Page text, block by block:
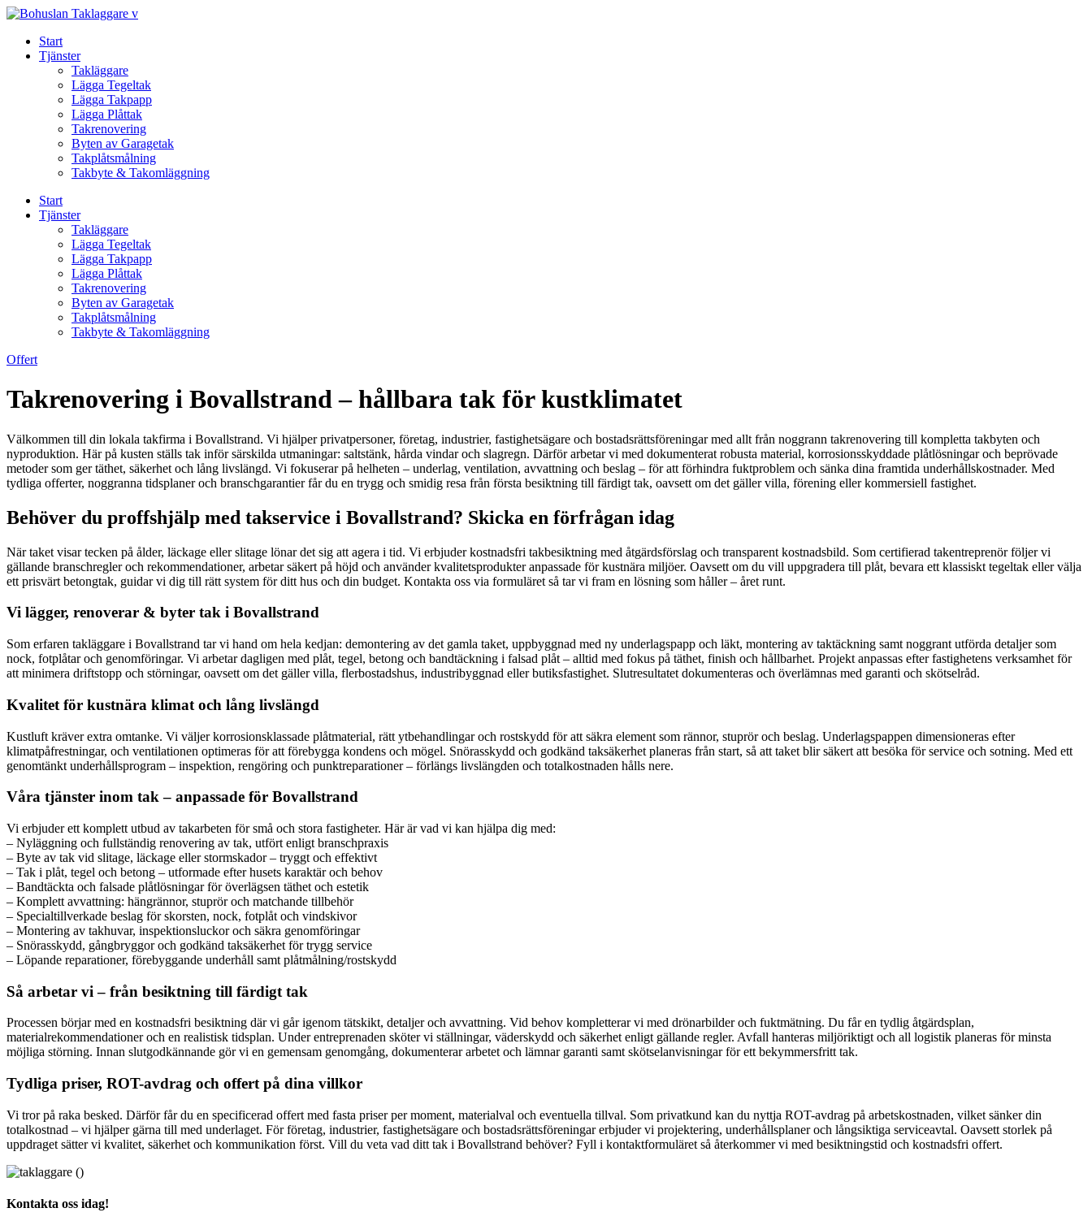
Skip
contentStart
Tjänster
Takläggare
Lägga Tegeltak
Lägga Takpapp
Lägga Plåttak
Takrenovering
Byten av Garagetak
Takplåtsmålning
Takbyte & Takomläggning
Start
Tjänster
Takläggare
Lägga Tegeltak
Lägga Takpapp
Lägga Plåttak
Takrenovering
Byten av Garagetak
Takplåtsmålning
Takbyte & Takomläggning
Offert
Takrenovering i Bovallstrand – hållbara tak för kustklimatet
Välkommen till din lokala takfirma i Bovallstrand. Vi hjälper privatpersoner, företag, industrier, fastighetsägare och bostadsrättsföreningar med allt från noggrann takrenovering till kompletta takbyten och
nyproduktion. Här på kusten ställs tak inför särskilda utmaningar: saltstänk, hårda vindar och slagregn. Därför arbetar vi med dokumenterat robusta material, korrosionsskyddade plåtlösningar och beprövade
metoder som ger täthet, säkerhet och lång livslängd. Vi fokuserar på helheten – underlag, ventilation, avvattning och beslag – för att förhindra fuktproblem och sänka dina framtida underhållskostnader. Med
tydliga offerter, noggranna tidsplaner och branschgarantier får du en trygg och smidig resa från första besiktning till färdigt tak, oavsett om det gäller villa, förening eller kommersiell fastighet.
Behöver du proffshjälp med takservice i Bovallstrand? Skicka en förfrågan idag
När taket visar tecken på ålder, läckage eller slitage lönar det sig att agera i tid. Vi erbjuder kostnadsfri takbesiktning med åtgärdsförslag och transparent kostnadsbild. Som certifierad takentreprenör följer vi
gällande branschregler och rekommendationer, arbetar säkert på höjd och använder kvalitetsprodukter anpassade för kustnära miljöer. Oavsett om du vill uppgradera till plåt, bevara ett klassiskt tegeltak eller välja
ett prisvärt betongtak, guidar vi dig till rätt system för ditt hus och din budget. Kontakta oss via formuläret så tar vi fram en lösning som håller – året runt.
Vi lägger, renoverar & byter tak i Bovallstrand
Som erfaren takläggare i Bovallstrand tar vi hand om hela kedjan: demontering av det gamla taket, uppbyggnad med ny underlagspapp och läkt, montering av taktäckning samt noggrant utförda detaljer som
nock, fotplåtar och genomföringar. Vi arbetar dagligen med plåt, tegel, betong och bandtäckning i falsad plåt – alltid med fokus på täthet, finish och hållbarhet. Projekt anpassas efter fastighetens verksamhet för
att minimera driftstopp och störningar, oavsett om det gäller villa, flerbostadshus, industribyggnad eller butiksfastighet. Slutresultatet dokumenteras och överlämnas med garanti och skötselråd.
Kvalitet för kustnära klimat och lång livslängd
Kustluft kräver extra omtanke. Vi väljer korrosionsklassade plåtmaterial, rätt ytbehandlingar och rostskydd för att säkra element som rännor, stuprör och beslag. Underlagspappen dimensioneras efter
klimatpåfrestningar, och ventilationen optimeras för att förebygga kondens och mögel. Snörasskydd och godkänd taksäkerhet planeras från start, så att taket blir säkert att besöka för service och sotning. Med ett
genomtänkt underhållsprogram – inspektion, rengöring och punktreparationer – förlängs livslängden och totalkostnaden hålls nere.
Våra tjänster inom tak – anpassade för Bovallstrand
Vi erbjuder ett komplett utbud av takarbeten för små och stora fastigheter. Här är vad vi kan hjälpa dig med:
– Nyläggning och fullständig renovering av tak, utfört enligt branschpraxis
– Byte av tak vid slitage, läckage eller stormskador – tryggt och effektivt
– Tak i plåt, tegel och betong – utformade efter husets karaktär och behov
– Bandtäckta och falsade plåtlösningar för överlägsen täthet och estetik
– Komplett avvattning: hängrännor, stuprör och matchande tillbehör
– Specialtillverkade beslag för skorsten, nock, fotplåt och vindskivor
– Montering av takhuvar, inspektionsluckor och säkra genomföringar
– Snörasskydd, gångbryggor och godkänd taksäkerhet för trygg service
– Löpande reparationer, förebyggande underhåll samt plåtmålning/rostskydd
Så arbetar vi – från besiktning till färdigt tak
Processen börjar med en kostnadsfri besiktning där vi går igenom tätskikt, detaljer och avvattning. Vid behov kompletterar vi med drönarbilder och fuktmätning. Du får en tydlig åtgärdsplan,
materialrekommendationer och en realistisk tidsplan. Under entreprenaden sköter vi ställningar, väderskydd och säkerhet enligt gällande regler. Avfall hanteras miljöriktigt och all logistik planeras för minsta
möjliga störning. Innan slutgodkännande gör vi en gemensam genomgång, dokumenterar arbetet och lämnar garanti samt skötselanvisningar för ett bekymmersfritt tak.
Tydliga priser, ROT-avdrag och offert på dina villkor
Vi tror på raka besked. Därför får du en specificerad offert med fasta priser per moment, materialval och eventuella tillval. Som privatkund kan du nyttja ROT-avdrag på arbetskostnaden, vilket sänker din
totalkostnad – vi hjälper gärna till med underlaget. För företag, industrier, fastighetsägare och bostadsrättsföreningar erbjuder vi projektering, underhållsplaner och långsiktiga serviceavtal. Oavsett storlek på
uppdraget sätter vi kvalitet, säkerhet och kommunikation först. Vill du veta vad ditt tak i Bovallstrand behöver? Fyll i kontaktformuläret så återkommer vi med besiktningstid och kostnadsfri offert.
Kontakta oss idag!